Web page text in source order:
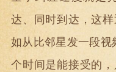
达、同时到达，这
如从比邻星发一段视
个时间是能接受的